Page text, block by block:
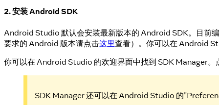
2. 安装 Android SDK
Android Studio 默认会安装最新版本的 Android SDK。目前
要求的 Android 版本请点击这里查看）。你可以在 Android
你可以在 Android Studio 的欢迎界面中找到 SDK Manager
SDK Manager 还可以在 Android Studio 的